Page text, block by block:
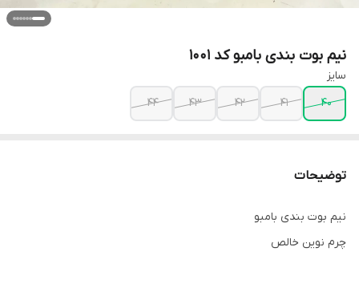
نیم بوت بندی بامبو کد ۱۰۰۱
سایز
40
41
42
43
44
توضیحات
نیم بوت بندی بامبو
چرم نوین خالص